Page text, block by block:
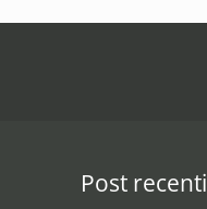
Post recenti